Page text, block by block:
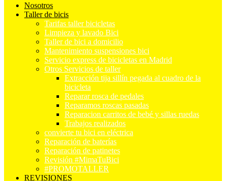
Nosotros
Taller de bicis
Tarifas taller bicicletas
Limpieza y lavado Bici
Taller de bici a domicilio
Mantenimiento suspensiones bici
Servicio express de bicicletas en Madrid
Otros Servicios de taller
Extracción tija sillín pegada al cuadro de la
bicicleta
Reparar rosca de pedales
Reparamos roscas pasadas
Reparacion carritos de bebé y sillas ruedas
Trabajos realizados
convierte tu bici en eléctrica
Reparación de baterías
Reparación de patinetes
Revisión #MimaTuBici
#PROMOTALLER
REVISIONES